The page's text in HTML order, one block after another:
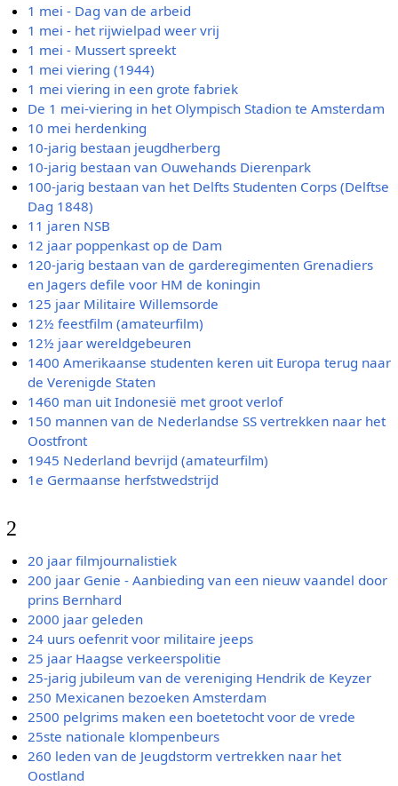
1 mei - Dag van de arbeid
1 mei - het rijwielpad weer vrij
1 mei - Mussert spreekt
1 mei viering (1944)
1 mei viering in een grote fabriek
De 1 mei-viering in het Olympisch Stadion te Amsterdam
10 mei herdenking
10-jarig bestaan jeugdherberg
10-jarig bestaan van Ouwehands Dierenpark
100-jarig bestaan van het Delfts Studenten Corps (Delftse
Dag 1848)
11 jaren NSB
12 jaar poppenkast op de Dam
120-jarig bestaan van de garderegimenten Grenadiers
en Jagers defile voor HM de koningin
125 jaar Militaire Willemsorde
12½ feestfilm (amateurfilm)
12½ jaar wereldgebeuren
1400 Amerikaanse studenten keren uit Europa terug naar
de Verenigde Staten
1460 man uit Indonesië met groot verlof
150 mannen van de Nederlandse SS vertrekken naar het
Oostfront
1945 Nederland bevrijd (amateurfilm)
1e Germaanse herfstwedstrijd
2
20 jaar filmjournalistiek
200 jaar Genie - Aanbieding van een nieuw vaandel door
prins Bernhard
2000 jaar geleden
24 uurs oefenrit voor militaire jeeps
25 jaar Haagse verkeerspolitie
25-jarig jubileum van de vereniging Hendrik de Keyzer
250 Mexicanen bezoeken Amsterdam
2500 pelgrims maken een boetetocht voor de vrede
25ste nationale klompenbeurs
260 leden van de Jeugdstorm vertrekken naar het
Oostland